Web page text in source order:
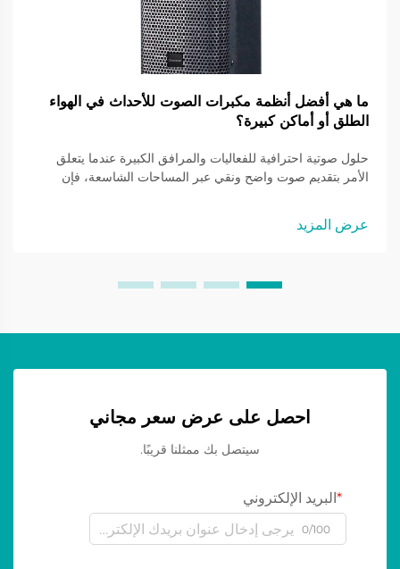
ما هي أفضل أنظمة مكبرات الصوت للأحداث في الهواء
الطلق أو أماكن كبيرة؟
حلول صوتية احترافية للفعاليات والمرافق الكبيرة عندما يتعلق
الأمر بتقديم صوت واضح ونقي عبر المساحات الشاسعة، فإن
تجارب صوتية غامرة. سواء في المهرجانات الموسيقية أو الفعاليات
الرياضية...
عرض المزيد
احصل على عرض سعر مجاني
سيتصل بك ممثلنا قريبًا.
البريد الإلكتروني
0/100